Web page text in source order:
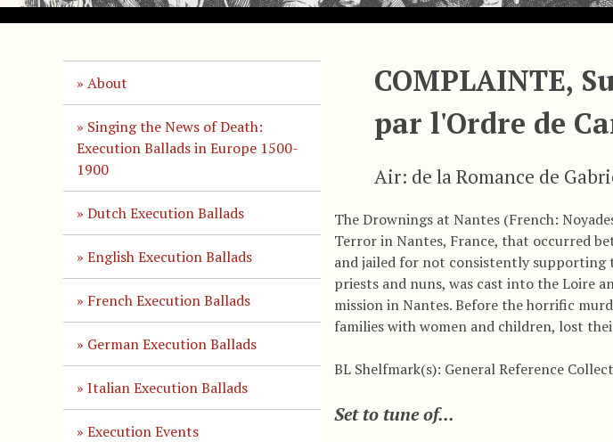
About
Singing the News of Death:
Execution Ballads in Europe 1500-
1900
Dutch Execution Ballads
English Execution Ballads
French Execution Ballads
German Execution Ballads
Italian Execution Ballads
Execution Events
COMPLAINTE,
par l'Ordre de
Air: de la Romance de
The Drownings at Nantes (French:
Terror in Nantes, France, that occurred
and jailed for not consistently supporting
priests and nuns, was cast into the Loire
mission in Nantes. Before the horrific
families with women and children, lost
BL Shelfmark(s): General Reference
Set to tune of...